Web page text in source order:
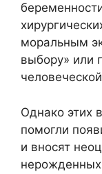
моральным
выбору» или
Однако этих
помогли
и вносят